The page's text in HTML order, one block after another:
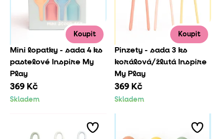
Koupit
Mini lopatky - sada 4 ks
pastelové Inspire My
Play
369 Kč
Skladem
Koupit
Pinzety - sada 3 ks
korálová/žlutá Inspire
My Play
369 Kč
Skladem